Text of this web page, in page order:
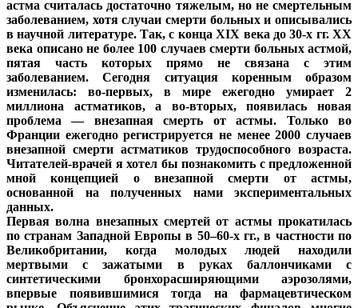
астма считалась достаточно тяжелым, но не смертельным
заболеванием, хотя случаи смерти больных и описывались
в научной литературе. Так, с конца XIX века до 30-х гг. XX
века описано не более 100 случаев смерти больных астмой,
пятая часть которых прямо не связана с этим
заболеванием. Сегодня ситуация коренным образом
изменилась: во-первых, в мире ежегодно умирает 2
миллиона астматиков, а во-вторых, появилась новая
проблема — внезапная смерть от астмы. Только во
Франции ежегодно регистрируется не менее 2000 случаев
внезапной смерти астматиков трудоспособного возраста.
Читателей-врачей я хотел бы познакомить с предложенной
мной концепцией о внезапной смерти от астмы,
основанной на полученных нами экспериментальных
данных.
Первая волна внезапных смертей от астмы прокатилась
по странам Западной Европы в 50–60-х гг., в частности по
Великобритании, когда молодых людей находили
мертвыми с зажатыми в руках баллончиками с
синтетическими бронхорасширяющими аэрозолями,
впервые появившимися тогда на фармацевтическом